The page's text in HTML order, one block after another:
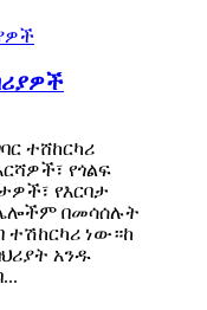
ተሸከርካሪ
የጎልፍ
የእርባታ
ሌሎችም በመሳሰሉት
ተሽከርካሪ ነው።ከ
አንዱ